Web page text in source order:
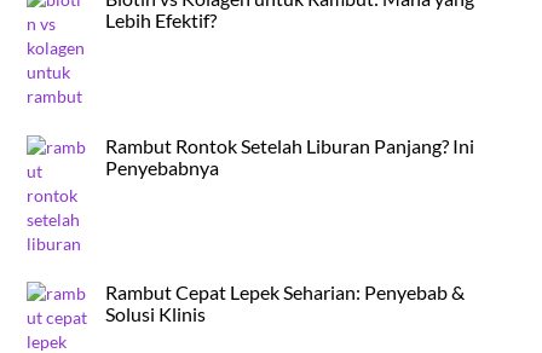
Lebih Efektif?
Rambut Rontok Setelah Liburan Panjang? Ini
Penyebabnya
Rambut Cepat Lepek Seharian: Penyebab &
Solusi Klinis